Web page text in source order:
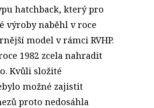
hatchback, který pro
výroby naběhl v roce
model v rámci RVHP.
1982 zcela nahradit
Kvůli složité
možné zajistit
proto nedosáhla